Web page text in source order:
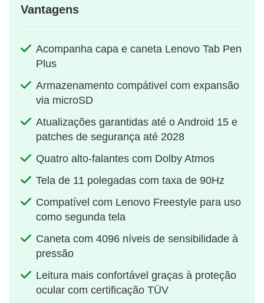
Vantagens
Acompanha capa e caneta Lenovo Tab Pen
Plus
Armazenamento compátivel com expansão
via microSD
Atualizações garantidas até o Android 15 e
patches de segurança até 2028
Quatro alto-falantes com Dolby Atmos
Tela de 11 polegadas com taxa de 90Hz
Compatível com Lenovo Freestyle para uso
como segunda tela
Caneta com 4096 níveis de sensibilidade à
pressão
Leitura mais confortável graças à proteção
ocular com certificação TÜV